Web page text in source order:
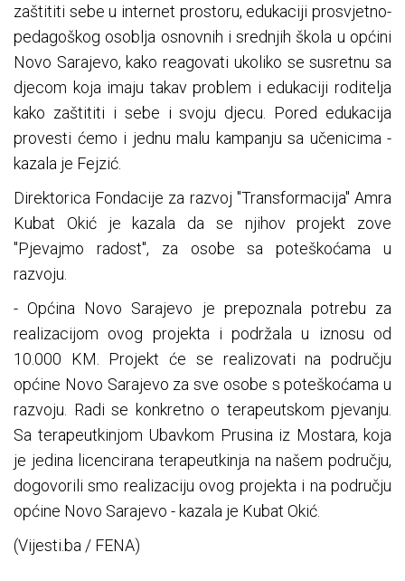
zaštititi sebe u internet prostoru, edukaciji prosvjetno-
pedagoškog osoblja osnovnih i srednjih škola u općini
Novo Sarajevo, kako reagovati ukoliko se susretnu sa
djecom koja imaju takav problem i edukaciji roditelja
kako zaštititi i sebe i svoju djecu. Pored edukacija
provesti ćemo i jednu malu kampanju sa učenicima -
kazala je Fejzić.
Direktorica Fondacije za razvoj "Transformacija" Amra
Kubat Okić je kazala da se njihov projekt zove
"Pjevajmo radost", za osobe sa poteškoćama u
razvoju.
- Općina Novo Sarajevo je prepoznala potrebu za
realizacijom ovog projekta i podržala u iznosu od
10.000 KM. Projekt će se realizovati na području
općine Novo Sarajevo za sve osobe s poteškoćama u
razvoju. Radi se konkretno o terapeutskom pjevanju.
Sa terapeutkinjom Ubavkom Prusina iz Mostara, koja
je jedina licencirana terapeutkinja na našem području,
dogovorili smo realizaciju ovog projekta i na području
općine Novo Sarajevo - kazala je Kubat Okić.
(Vijesti.ba / FENA)